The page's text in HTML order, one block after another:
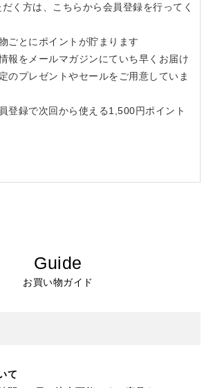
く方は、こちらから会員登録を行ってく
ごとにポイントが貯まります
報をメールマガジンにていち早くお届け
のプレゼントやセールをご用意していま
登録で次回から使える1,500円ポイント
Guide
お買い物ガイド
て